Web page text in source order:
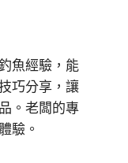
魚經驗，能
巧分享，讓
。老闆的專
驗。